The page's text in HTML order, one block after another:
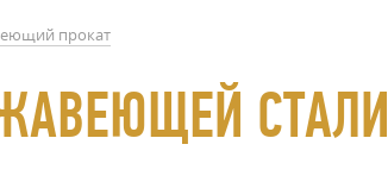
прокат
СТАЛИ